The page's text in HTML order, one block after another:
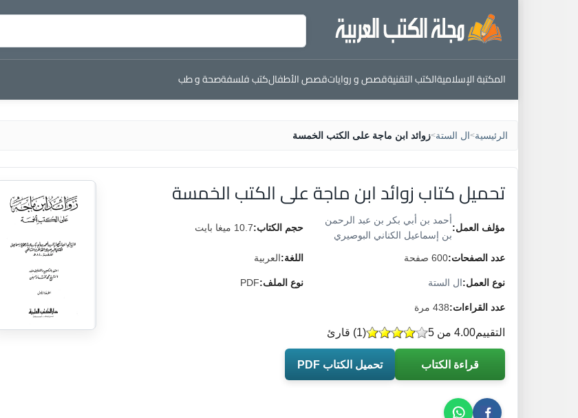
المكتبة الإسلاميةالكتب التقنيةقصص و رواياتقصص الأطفالكتب فلسفةصحة و طب
الرئيسية>ال الستة>زوائد ابن ماجة على الكتب الخمسة
تحميل كتاب زوائد ابن ماجة على الكتب الخمسة
مؤلف العمل:
أحمد بن أبي بكر بن عبد الرحمن
بن إسماعيل الكناني البوصيري
حجم الكتاب:10.7 ميغا بايت
عدد الصفحات:600 صفحة اللغة:العربية
نوع العمل:ال الستة نوع الملف:PDF
عدد القراءات:438 مرة
التقييم (
1) قارئ 4.00 من 5
قراءة الكتاب تحميل الكتاب PDF